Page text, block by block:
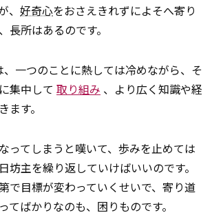
、 好奇心をおさえきれずによそへ寄り
長所はあるのです。
一つのことに熱しては冷めながら、そ
集中して 取り組み 、より広く知識や経
ます。
ってしまうと嘆いて、歩みを止めては
坊主を繰り返していけばいいのです。
で目標が変わっていくせいで、寄り道
てばかりなのも、困りものです。